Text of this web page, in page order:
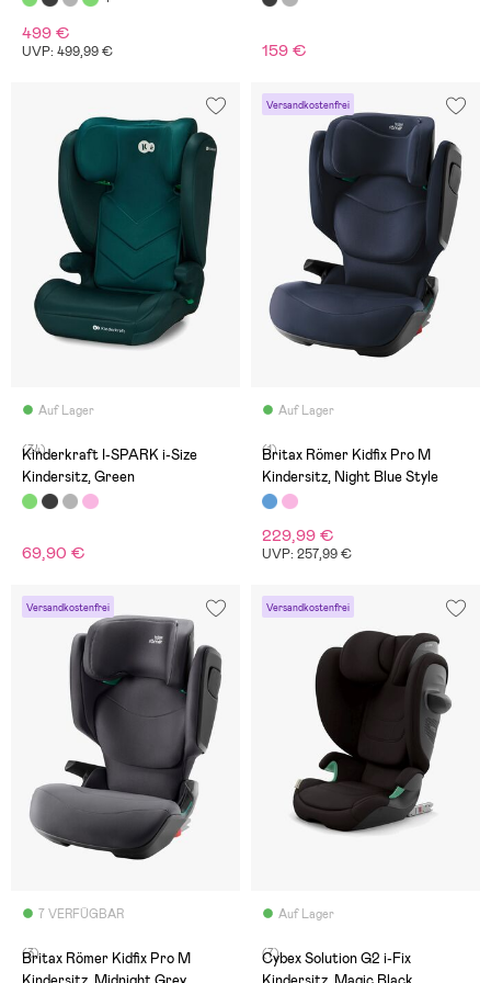
499 €
UVP: 499,99 € 159 €
Auf Lager
(34)
Kinderkraft I-SPARK i-Size
Kindersitz, Green
69,90 €
Versandkostenfrei
Auf Lager
(1)
Britax Römer Kidfix Pro M
Kindersitz, Night Blue Style
229,99 €
UVP: 257,99 €
Versandkostenfrei
7 VERFÜGBAR
(3)
Britax Römer Kidfix Pro M
Versandkostenfrei
Auf Lager
(7)
Cybex Solution G2 i-Fix